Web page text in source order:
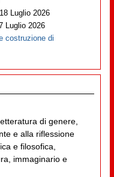
18 Luglio 2026
Luglio 2026
costruzione di
di genere,
e alla riflessione
e filosofica,
immaginario e